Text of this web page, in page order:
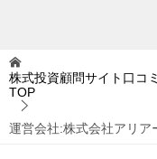
株式投資顧問サイト口コ
TOP
運営会社:株式会社アリア